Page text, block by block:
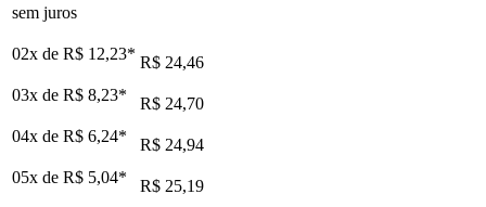
sem juros
02x de R$ 12,23* R$ 24,46
03x de R$ 8,23*
R$ 24,70
04x de R$ 6,24*
R$ 24,94
05x de R$ 5,04*
R$ 25,19